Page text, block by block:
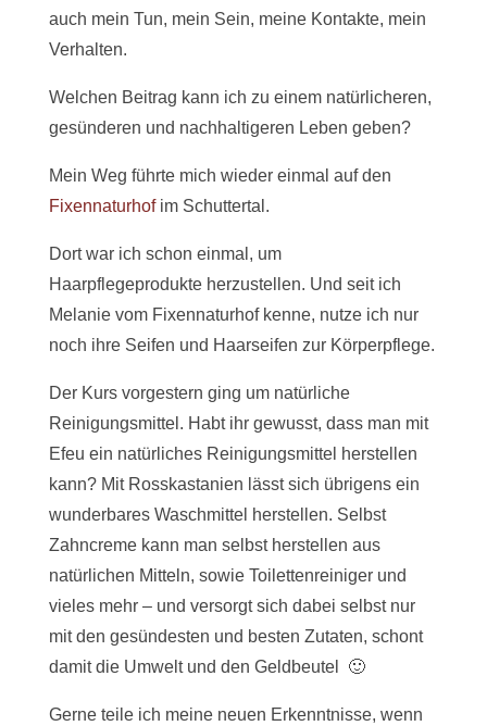
auch mein Tun, mein Sein, meine Kontakte, mein
Verhalten.
Welchen Beitrag kann ich zu einem natürlicheren,
gesünderen und nachhaltigeren Leben geben?
Mein Weg führte mich wieder einmal auf den
Fixennaturhofim Schuttertal.
Dort war ich schon einmal, um
Haarpflegeprodukte herzustellen. Und seit ich
Melanie vom Fixennaturhof kenne, nutze ich nur
noch ihre Seifen und Haarseifen zur Körperpflege.
Der Kurs vorgestern ging um natürliche
Reinigungsmittel. Habt ihr gewusst, dass man mit
Efeu ein natürliches Reinigungsmittel herstellen
kann? Mit Rosskastanien lässt sich übrigens ein
wunderbares Waschmittel herstellen. Selbst
Zahncreme kann man selbst herstellen aus
natürlichen Mitteln, sowie Toilettenreiniger und
vieles mehr – und versorgt sich dabei selbst nur
mit den gesündesten und besten Zutaten, schont
damit die Umwelt und den Geldbeutel 🙂
Gerne teile ich meine neuen Erkenntnisse, wenn